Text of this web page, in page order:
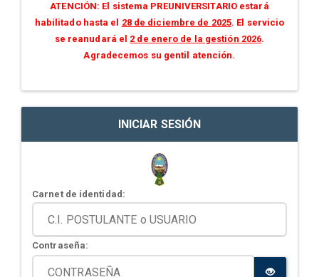
ATENCIÓN: El sistema PREUNIVERSITARIO estará
habilitado hasta el 28 de diciembre de 2025. El servicio
se reanudará el 2 de enero de la gestión 2026.
Agradecemos su gentil atención.
INICIAR SESIÓN
Carnet de identidad:
Contraseña: